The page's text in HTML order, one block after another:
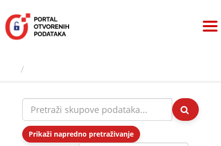
sadržaj
Prikaži napredno pretraživanje